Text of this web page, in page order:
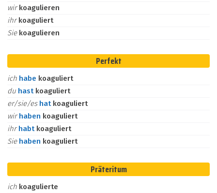
wirkoagulieren
ihrkoaguliert
Sie koagulieren
Perfekt
ich habe koaguliert
du hast koaguliert
er/sie/es hat koaguliert
wirhaben koaguliert
ihrhabt koaguliert
Sie haben koaguliert
Präteritum
ich koagulierte